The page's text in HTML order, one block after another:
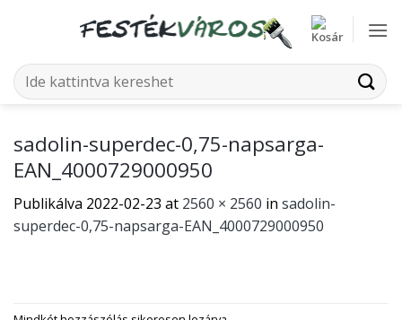
Keresés
a
sadolin-superdec-0,75-napsarga-
EAN_4000729000950
Publikálva 2022-02-23 at 2560 × 2560 in sadolin-
superdec-0,75-napsarga-EAN_4000729000950